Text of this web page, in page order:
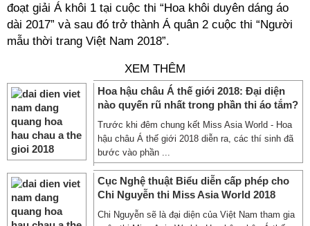
đoạt giải Á khôi 1 tại cuộc thi “Hoa khôi duyên dáng áo
dài 2017” và sau đó trở thành Á quân 2 cuộc thi “Người
mẫu thời trang Việt Nam 2018”.
XEM THÊM
Hoa hậu châu Á thế giới 2018: Đại diện
nào quyến rũ nhất trong phần thi áo tắm?
Trước khi đêm chung kết Miss Asia World - Hoa
hậu châu Á thế giới 2018 diễn ra, các thí sinh đã
bước vào phần ...
Cục Nghệ thuật Biểu diễn cấp phép cho
Chi Nguyễn thi Miss Asia World 2018
Chi Nguyễn sẽ là đại diện của Việt Nam tham gia